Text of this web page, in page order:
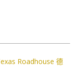
Roadhouse 德